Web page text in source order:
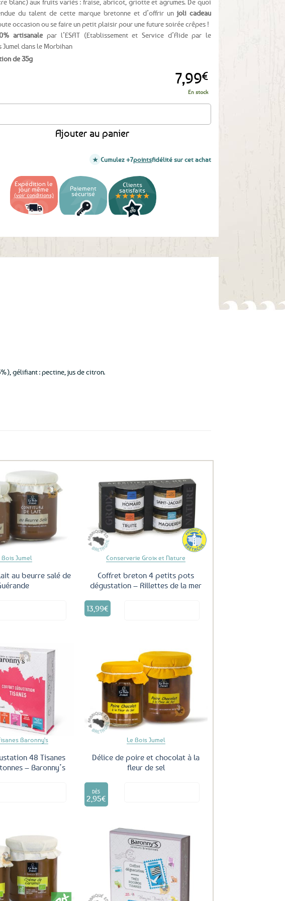
blanc) aux fruits variés : fraise, abricot, griotte et agrumes. De quoi
du talent de cette marque bretonne et d’offrir un joli cadeau
occasion ou se faire un petit plaisir pour une future soirée crêpes !
artisanale par l’ESAT (Etablissement et Service d’Aide par le
dans le Morbihan
de 35g
7,99€
En stock
cadeau 5 petits pots dégustation de confitures Le Bois Jumel
Ajouter au panier
Cumulez +7pointsfidélité sur cet achat
Expédition le
jour même
(voir conditions)
Paiement
sécurisé
Clients
satisfaits
★★★★★
gélifiant : pectine, jus de citron.
Ajouter
Bois Jumel
au beurre salé de
Ajouter
aux
favoris
Conserverie Groix et Nature
Coffret breton 4 petits pots
dégustation – Rillettes de la mer
13,99€
Ajouter
favoris
Baronny's
48 Tisanes
– Baronny’s
Le Bois Jumel
Délice de poire et chocolat à la
fleur de sel
DÈS
2,95€
Ce
Les
options
peuvent
être
choisies
sur
favoris